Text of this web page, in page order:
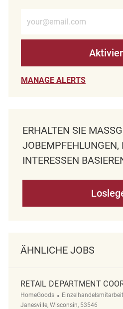
MANAGE ALERTS
ERHALTEN SIE
OBEMPFEHLUNGEN,
NTERESSEN
ÄHNLICHE JOBS
RETAIL DEPARTMENT
HomeGoods Kategorie
Janesville, Wisconsin, 53546